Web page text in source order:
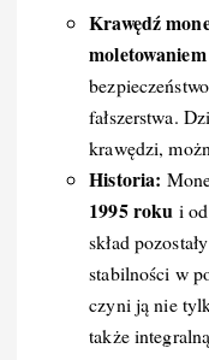
Krawędź
fałszerstwa.
krawędzi,
Historia:
1995 roku i
skład
stabilności w
czyni ją nie
także